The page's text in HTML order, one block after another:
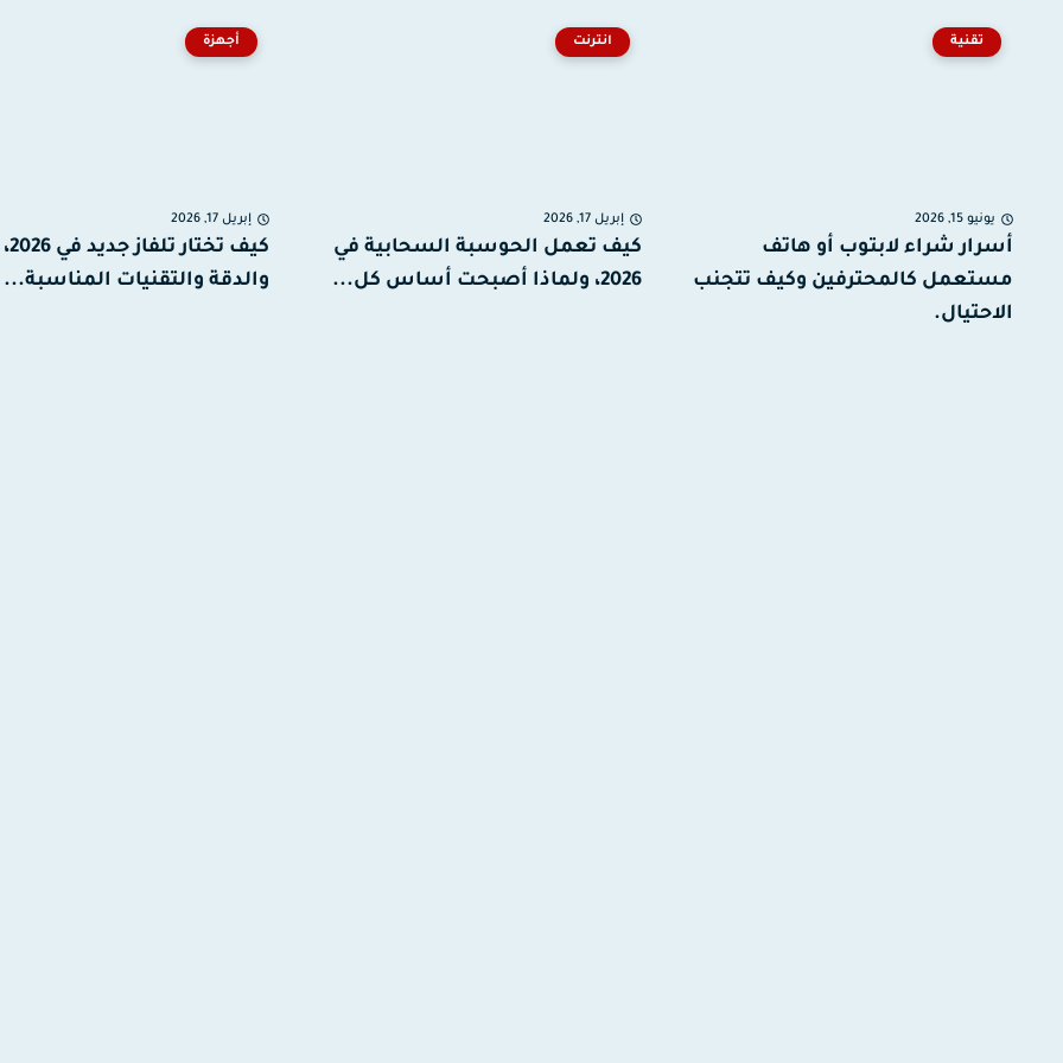
تقنية
يونيو 15, 2026
أسرار شراء لابتوب أو هاتف
مستعمل كالمحترفين وكيف تتجنب
الاحتيال.
انترنت
إبريل 17, 2026
كيف تعمل الحوسبة السحابية في
2026، ولماذا أصبحت أساس كل...
أجهزة
إبريل 17, 2026
كيف
والدقة والتقنيات المناسبة...